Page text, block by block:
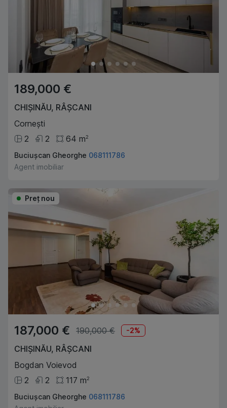
189,000 €
CHIȘINĂU, RÂȘCANI
Cornești
2
2 64 m2
Buciușcan Gheorghe 068111786
Agent imobiliar
Preţ nou
187,000 € 190,000 € -2%
CHIȘINĂU, RÂȘCANI
Bogdan Voievod
2
2 117 m2
Buciușcan Gheorghe 068111786